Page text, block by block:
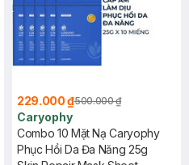
229.000 ₫500.000 ₫
Caryophy
Combo 10 Mặt Nạ Caryophy
Phục Hồi Da Đa Năng 25g